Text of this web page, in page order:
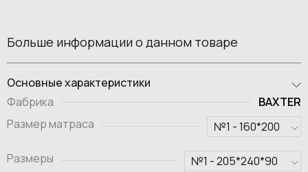
Больше информации о данном товаре
Основные характеристики
Фабрика
BAXTER
Размер матраса
Размеры